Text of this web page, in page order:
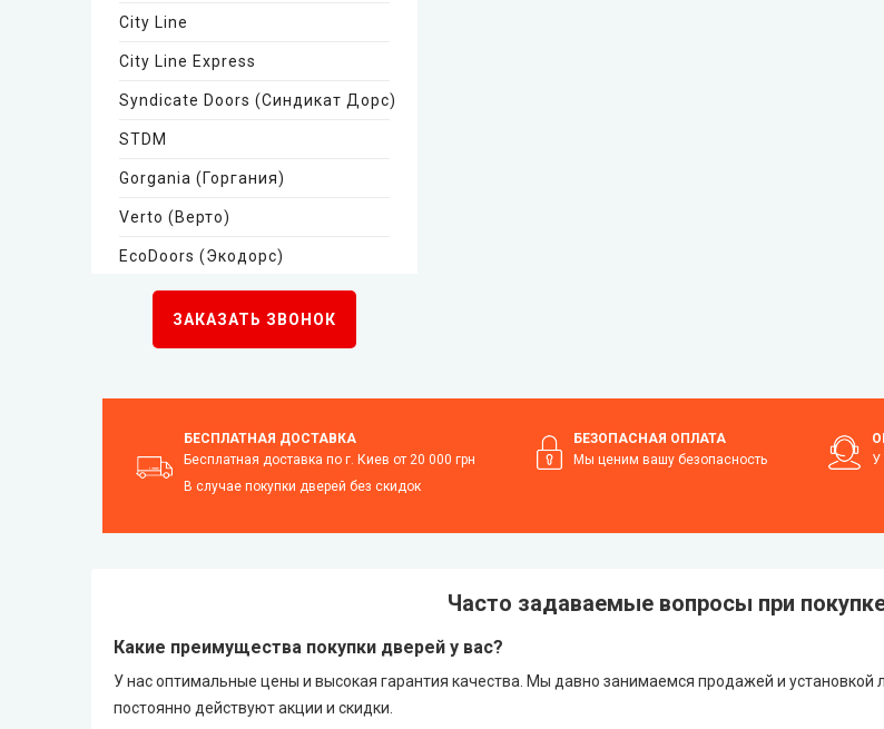
City Line
City Line Express
Syndicate Doors (Синдикат Дорс)
STDM
Gorgania (Горгания)
Verto (Верто)
EcoDoors (Экодорс)
KORFAD (Корфад)
Korfad Express (Корфад Экспресс)
Terminus (Терминус) ▼
Papa Carlo (Папа Карло) ▼
ЗАКАЗАТЬ ЗВОНОК
БЕСПЛАТНАЯ ДОСТАВКА
Бесплатная доставка по г. Киев от 20 000 грн
В случае покупки дверей без скидок
БЕЗОПАСНАЯ ОПЛАТА
Мы ценим вашу безопасность
У
Часто задаваемые вопросы при
Какие преимущества покупки дверей у вас?
У нас оптимальные цены и высокая гарантия качества. Мы давно занимаемся продажей и
постоянно действуют акции и скидки.